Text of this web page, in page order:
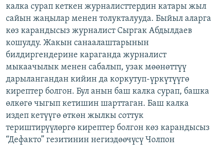
калка сурап кеткен журналисттердин катары жыл
сайын жаңылар менен толукталууда. Быйыл аларга
көз карандысыз журналист Сыргак Абдылдаев
кошулду. Жакын санаалаштарынын
билдиргендерине караганда журналист
мыкаачылык менен сабалып, узак мөөнөттүү
дарылангандан кийин да коркутуп-үркүтүүгө
кирептер болгон. Бул анын баш калка сурап, башка
өлкөгө чыгып кетишин шарттаган. Баш калка
издеп кетүүгө өткөн жылкы соттук
териштирүүлөргө кирептер болгон көз карандысыз
“Дефакто” гезитинин негиздөөчүсү Чолпон